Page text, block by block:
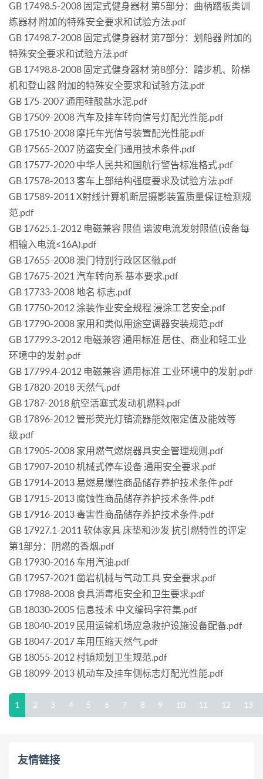
GB 17498.5-2008 固定式健身器材 第5部分：曲柄踏板类训
练器材 附加的特殊安全要求和试验方法.pdf
GB 17498.7-2008 固定式健身器材 第7部分：划船器 附加的
特殊安全要求和试验方法.pdf
GB 17498.8-2008 固定式健身器材 第8部分：踏步机、阶梯
机和登山器 附加的特殊安全要求和试验方法.pdf
GB 175-2007 通用硅酸盐水泥.pdf
GB 17509-2008 汽车及挂车转向信号灯配光性能.pdf
GB 17510-2008 摩托车光信号装置配光性能.pdf
GB 17565-2007 防盗安全门通用技术条件.pdf
GB 17577-2020 中华人民共和国航行警告标准格式.pdf
GB 17578-2013 客车上部结构强度要求及试验方法.pdf
GB 17589-2011 X射线计算机断层摄影装置质量保证检测规
范.pdf
GB 17625.1-2012 电磁兼容 限值 谐波电流发射限值(设备每
相输入电流≤16A).pdf
GB 17655-2008 澳门特别行政区区徽.pdf
GB 17675-2021 汽车转向系 基本要求.pdf
GB 17733-2008 地名 标志.pdf
GB 17750-2012 涂装作业安全规程 浸涂工艺安全.pdf
GB 17790-2008 家用和类似用途空调器安装规范.pdf
GB 17799.3-2012 电磁兼容 通用标准 居住、商业和轻工业
环境中的发射.pdf
GB 17799.4-2012 电磁兼容 通用标准 工业环境中的发射.pdf
GB 17820-2018 天然气.pdf
GB 1787-2018 航空活塞式发动机燃料.pdf
GB 17896-2012 管形荧光灯镇流器能效限定值及能效等
级.pdf
GB 17905-2008 家用燃气燃烧器具安全管理规则.pdf
GB 17907-2010 机械式停车设备 通用安全要求.pdf
GB 17914-2013 易燃易爆性商品储存养护技术条件.pdf
GB 17915-2013 腐蚀性商品储存养护技术条件.pdf
GB 17916-2013 毒害性商品储存养护技术条件.pdf
GB 17927.1-2011 软体家具 床垫和沙发 抗引燃特性的评定
第1部分：阴燃的香烟.pdf
GB 17930-2016 车用汽油.pdf
GB 17957-2021 凿岩机械与气动工具 安全要求.pdf
GB 17988-2008 食具消毒柜安全和卫生要求.pdf
GB 18030-2005 信息技术 中文编码字符集.pdf
GB 18040-2019 民用运输机场应急救护设施设备配备.pdf
GB 18047-2017 车用压缩天然气.pdf
GB 18055-2012 村镇规划卫生规范.pdf
GB 18099-2013 机动车及挂车侧标志灯配光性能.pdf
1 2 3 4 5 6 7 8 9 10 11 12 13
友情链接